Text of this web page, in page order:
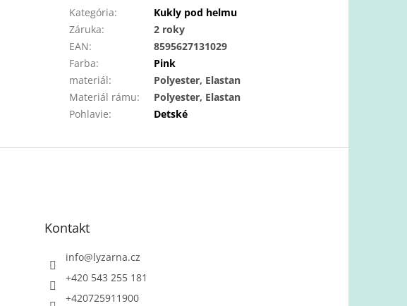
Kategória:
Kukly pod helmu
Záruka:
2 roky
EAN:
8595627131029
Farba:
Pink
materiál:
Polyester, Elastan
Materiál rámu:
Polyester, Elastan
Pohlavie: Detské
Kontakt
info@lyzarna.cz
+420 543 255 181
+420725911900